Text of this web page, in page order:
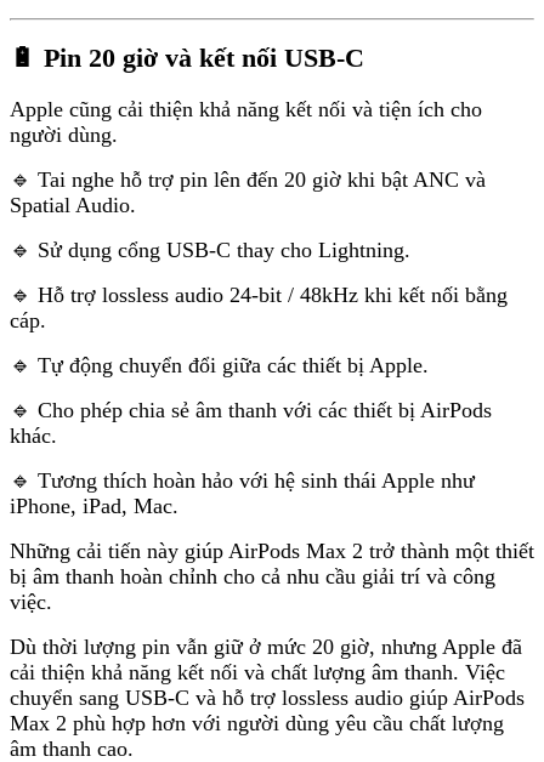
🔋 Pin 20 giờ và kết nối USB-C
Apple cũng cải thiện khả năng kết nối và tiện ích cho
người dùng.
🔹 Tai nghe hỗ trợ pin lên đến 20 giờ khi bật ANC và
Spatial Audio.
🔹 Sử dụng cổng USB-C thay cho Lightning.
🔹 Hỗ trợ lossless audio 24-bit / 48kHz khi kết nối bằng
cáp.
🔹 Tự động chuyển đổi giữa các thiết bị Apple.
🔹 Cho phép chia sẻ âm thanh với các thiết bị AirPods
khác.
🔹 Tương thích hoàn hảo với hệ sinh thái Apple như
iPhone, iPad, Mac.
Những cải tiến này giúp AirPods Max 2 trở thành một thiết
bị âm thanh hoàn chỉnh cho cả nhu cầu giải trí và công
việc.
Dù thời lượng pin vẫn giữ ở mức 20 giờ, nhưng Apple đã
cải thiện khả năng kết nối và chất lượng âm thanh. Việc
chuyển sang USB-C và hỗ trợ lossless audio giúp AirPods
Max 2 phù hợp hơn với người dùng yêu cầu chất lượng
âm thanh cao.